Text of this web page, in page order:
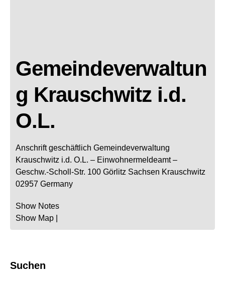
Gemeindeverwaltun
g Krauschwitz i.d.
O.L.
Anschrift geschäftlich Gemeindeverwaltung
Krauschwitz i.d. O.L. – Einwohnermeldeamt –
Geschw.-Scholl-Str. 100 Görlitz Sachsen Krauschwitz
02957 Germany
Show Notes
Show Map
Suchen